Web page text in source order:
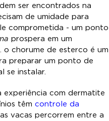
ser encontrados na
de umidade para
comprometida - um ponto
prospera em um
o chorume de esterco é um
preparar um ponto de
se instalar.
com dermatite
têm controle da
vacas percorrem entre a